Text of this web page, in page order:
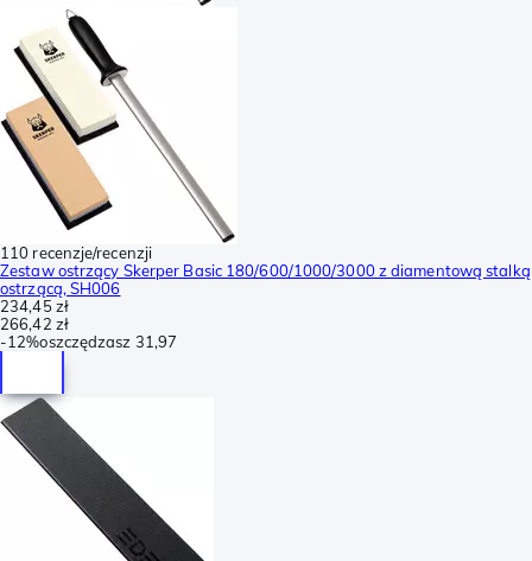
110 recenzje/recenzji
Zestaw ostrzący Skerper Basic 180/600/1000/3000 z diamentową stalką
ostrzącą, SH006
234,45 zł
266,42 zł
-12%oszczędzasz 31,97